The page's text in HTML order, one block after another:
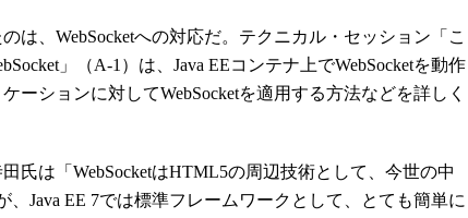
は、WebSocketへの対応だ。テクニカル・セッション「こ
」（A-1）は、Java EEコンテナ上でWebSocketを動作
ーションに対してWebSocketを適用する方法などを詳しく
氏は「WebSocketはHTML5の周辺技術として、今世の中
、Java EE 7では標準フレームワークとして、とても簡単に